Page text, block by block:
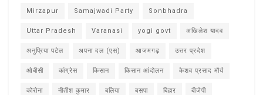
Mirzapur Samajwadi Party Sonbhadra
Uttar Pradesh Varanasi yogi govt अखिलेश यादव
अनुप्रिया पटेल अपना दल (एस) आजमगढ़ उत्तर प्रदेश
ओबीसी कांग्रेस किसान किसान आंदोलन केशव प्रसाद मौर्य
कोरोना नीतीश कुमार बलिया बसपा बिहार बीजेपी